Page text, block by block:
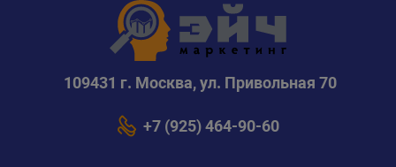
109431 г. Москва, ул. Привольная 70
+7 (925) 464-90-60